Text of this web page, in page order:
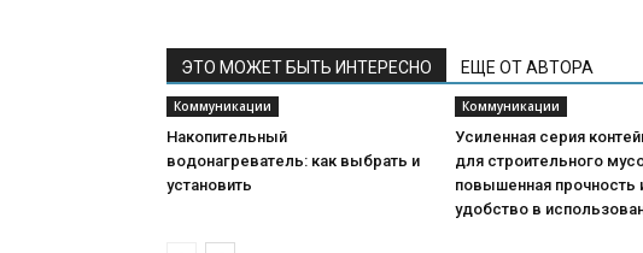
ЭТО МОЖЕТ БЫТЬ ИНТЕРЕСНО ЕЩЕ ОТ АВТОРА
Коммуникации
Накопительный
водонагреватель: как выбрать и
установить
Коммуникации
Усиленная серия
для строительного
повышенная прочность
удобство в